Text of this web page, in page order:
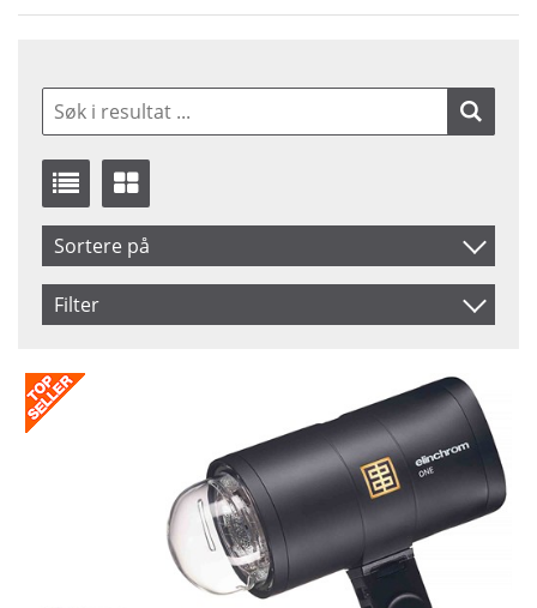
Sortere på
Benämning
Filter
Pris
På lager